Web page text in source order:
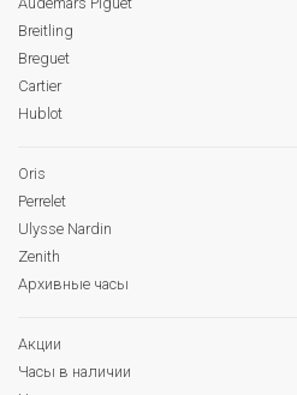
Breitling
Breguet
Cartier
Hublot
Oris
Perrelet
Ulysse Nardin
Zenith
Архивные часы
Акции
Часы в наличии